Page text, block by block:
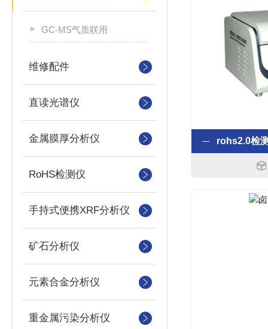
GC-MS气质联用
维修配件
直读光谱仪
金属膜厚分析仪
RoHS检测仪
手持式便携XRF分析仪
矿石分析仪
元素合金分析仪
重金属污染分析仪